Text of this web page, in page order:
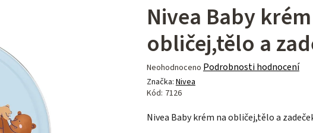
Nivea Baby
obličej,tělo a
Průměrné
hodnocení
produktu
0,0
Neohodnoceno Podrobnosti hodnocení
Značka: Nivea
Kód: 7126
Nivea Baby krém na obličej,tělo a